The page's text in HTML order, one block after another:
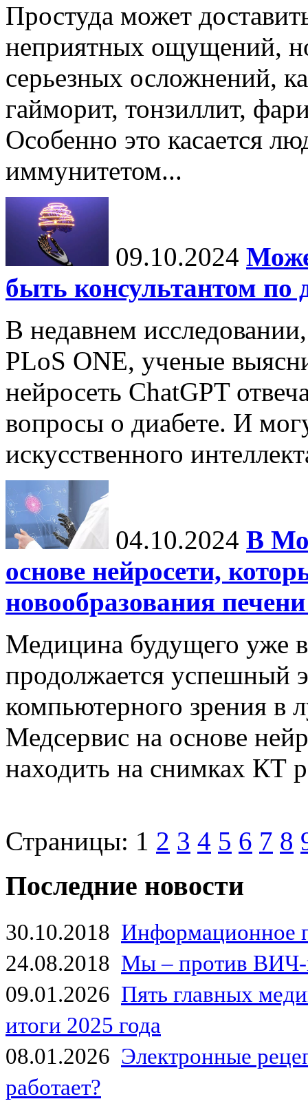
Простуда может
неприятных ощущений,
серьезных осложнений,
гайморит, тонзиллит,
Особенно это касается
иммунитетом...
09.10.2024
быть консультантом по
В недавнем
PLoS ONE, ученые
нейросеть ChatGPT
вопросы о диабете. И
искусственного
04.10.2024 В
основе нейросети,
новообразования
Медицина будущего уже
продолжается успешный
компьютерного зрения в
Медсервис на основе
находить на снимках КТ
Страницы: 1 2 3 4 5 6 7 8
Последние новости
30.10.2018 Информационное
24.08.2018 Мы – против
09.01.2026 Пять главных
итоги 2025 года
08.01.2026 Электронные
работает?